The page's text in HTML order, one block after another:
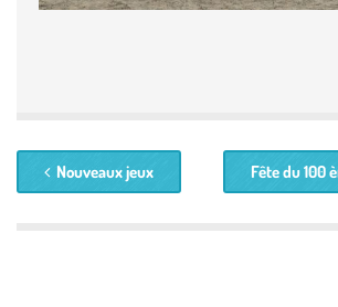
Nouveaux jeux Fête du 100